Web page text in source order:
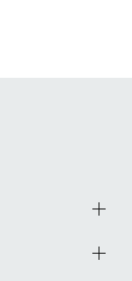
を再注文してくだ